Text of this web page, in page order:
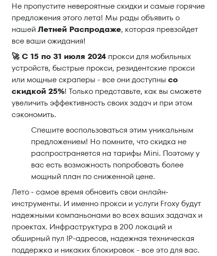
Мобильные прокси
Серверные прокси
Локации
Вход
Регистрация
Не пропустите невероятные скидки и самые горячие
предложения этого лета! Мы рады объявить о
нашей Летней Распродаже, которая превзойдет
все ваши ожидания!
🚀 С 15 по 31 июля 2024 прокси для мобильных
устройств, быстрые прокси, резидентские прокси
или мощные скраперы - все они доступны со
скидкой 25%! Только представьте, как вы сможете
увеличить эффективность своих задач и при этом
сэкономить.
Спешите воспользоваться этим уникальным
предложением! Но помните, что скидка не
распространяется на тарифы Mini. Поэтому у
вас есть возможность попробовать более
мощный план по сниженной цене.
Лето - самое время обновить свои онлайн-
инструменты. И именно прокси и услуги Froxy будут
надежными компаньонами во всех ваших задачах и
проектах. Инфраструктура в 200 локаций и
обширный пул IP-адресов, надежная техническая
поддержка и никаких блокировок - все это для вас.